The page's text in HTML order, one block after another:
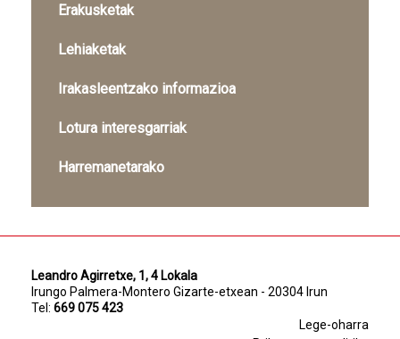
Erakusketak
Lehiaketak
Irakasleentzako informazioa
Lotura interesgarriak
Harremanetarako
Leandro Agirretxe, 1, 4 Lokala
Irungo Palmera-Montero Gizarte-etxean - 20304 Irun
Tel: 669 075 423
Lege-oharra